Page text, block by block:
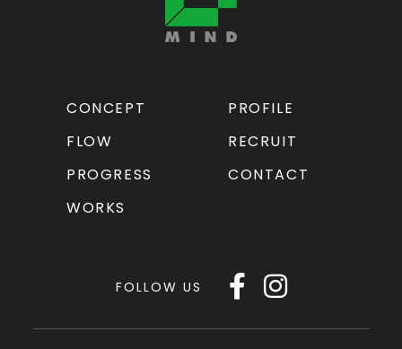
CONCEPT
PROFILE
FLOW
RECRUIT
PROGRESS
CONTACT
WORKS
FOLLOW US